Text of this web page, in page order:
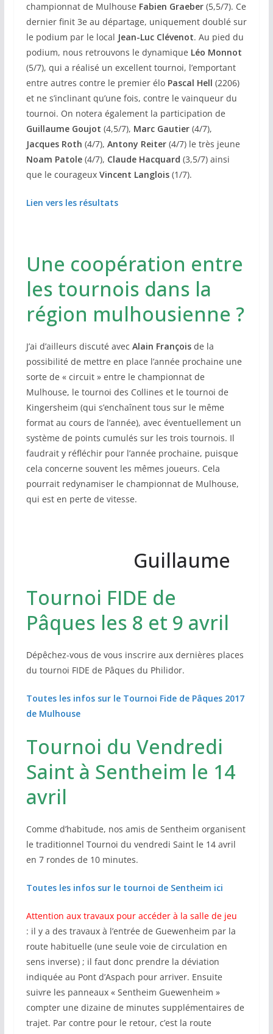
championnat de Mulhouse Fabien Graeber(5,5/7). Ce
dernier finit 3e au départage, uniquement doublé sur
le podium par le local Jean-Luc Clévenot. Au pied du
podium, nous retrouvons le dynamique Léo Monnot
(5/7), qui a réalisé un excellent tournoi, l’emportant
entre autres contre le premier élo Pascal Hell (2206)
et ne s’inclinant qu’une fois, contre le vainqueur du
tournoi. On notera également la participation de
Guillaume Goujot (4,5/7), Marc Gautier(4/7),
Jacques Roth (4/7), Antony Reiter(4/7) le très jeune
Noam Patole(4/7), Claude Hacquard (3,5/7) ainsi
que le courageux Vincent Langlois(1/7).
Lien vers les résultats
Une coopération entre
les tournois dans la
région mulhousienne ?
J’ai d’ailleurs discuté avec Alain Françoisde la
possibilité de mettre en place l’année prochaine une
sorte de « circuit » entre le championnat de
Mulhouse, le tournoi des Collines et le tournoi de
Kingersheim (qui s’enchaînent tous sur le même
format au cours de l’année), avec éventuellement un
système de points cumulés sur les trois tournois. Il
faudrait y réfléchir pour l’année prochaine, puisque
cela concerne souvent les mêmes joueurs. Cela
pourrait redynamiser le championnat de Mulhouse,
qui est en perte de vitesse.
Guillaume
Tournoi FIDE de
Pâques les 8 et 9 avril
Dépêchez-vous de vous inscrire aux dernières places
du tournoi FIDE de Pâques du Philidor.
Toutes les infos sur le Tournoi Fide de Pâques 2017
de Mulhouse
Tournoi du Vendredi
Saint à Sentheim le 14
avril
Comme d’habitude, nos amis de Sentheim organisent
le traditionnel Tournoi du vendredi Saint le 14 avril
en 7 rondes de 10 minutes.
Toutes les infos sur le tournoi de Sentheim ici
Attention aux travaux pour accéder à la salle de jeu
: il y a des travaux à l’entrée de Guewenheim par la
route habituelle (une seule voie de circulation en
sens inverse) ; il faut donc prendre la déviation
indiquée au Pont d’Aspach pour arriver. Ensuite
suivre les panneaux « Sentheim Guewenheim »
compter une dizaine de minutes supplémentaires de
trajet. Par contre pour le retour, c’est la route